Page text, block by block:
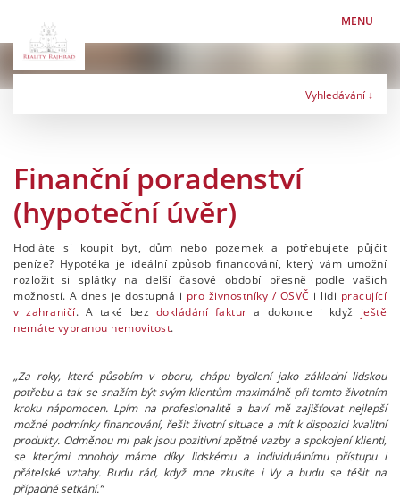
MENU
Vyhledávání ↓
Typ nemovitosti
Lokalita
Maximální cena
Kč
Finanční poradenství
(hypoteční úvěr)
Hodláte si koupit byt, dům nebo pozemek a potřebujete půjčit
peníze? Hypotéka je ideální způsob financování, který vám umožní
rozložit si splátky na delší časové období přesně podle vašich
možností. A dnes je dostupná i pro živnostníky / OSVČ i lidi pracující
v zahraničí. A také bez dokládání faktur a dokonce i když ještě
nemáte vybranou nemovitost.
„Za roky, které působím v oboru, chápu bydlení jako základní lidskou
potřebu a tak se snažím být svým klientům maximálně při tomto životním
kroku nápomocen. Lpím na profesionalitě a baví mě zajišťovat nejlepší
možné podmínky financování, řešit životní situace a mít k dispozici kvalitní
produkty. Odměnou mi pak jsou pozitivní zpětné vazby a spokojení klienti,
se kterými mnohdy máme díky lidskému a individuálnímu přístupu i
přátelské vztahy. Budu rád, když mne zkusíte i Vy a budu se těšit na
případné setkání.“